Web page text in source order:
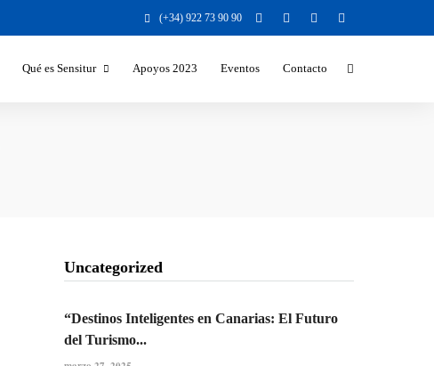
(+34) 922 73 90 90
Qué es Sensitur Apoyos 2023 Eventos Contacto
Uncategorized
“Destinos Inteligentes en Canarias: El Futuro
del Turismo...